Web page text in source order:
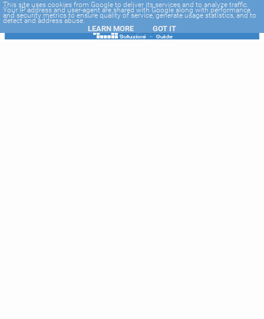
-->
This site uses cookies from Google to deliver its services and to analyze traffic.
Your IP address and user-agent are shared with Google along with performance
and security metrics to ensure quality of service, generate usage statistics, and to
detect and address abuse.
LEARN MORE GOT IT